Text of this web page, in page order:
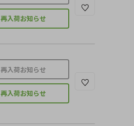
再入荷お知らせ
再入荷お知らせ
再入荷お知らせ